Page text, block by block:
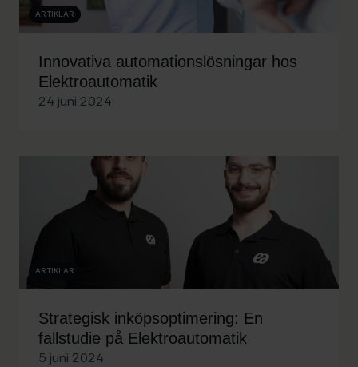
ARTIKLAR
Innovativa automationslösningar hos
Elektroautomatik
24 juni 2024
ARTIKLAR
Strategisk inköpsoptimering: En
fallstudie på Elektroautomatik
5 juni 2024